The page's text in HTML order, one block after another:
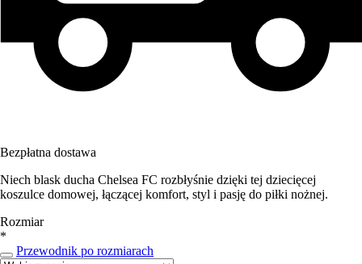
Bezpłatna dostawa
Niech blask ducha Chelsea FC rozbłyśnie dzięki tej dziecięcej
koszulce domowej, łączącej komfort, styl i pasję do piłki nożnej.
Rozmiar
*
Przewodnik po rozmiarach